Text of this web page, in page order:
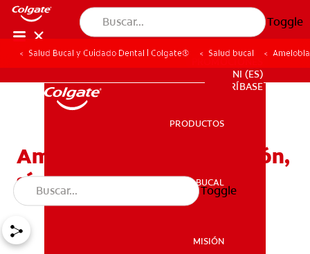
Toggle
SALUD BUCAL
NI (ES)
SUSCRÍBASE
PRODUCTOS
SALUD BUCAL
MISIÓN
Toggle
Salud Bucal y Cuidado Dental | Colgate® Salud bucal
Ameloblastoma: Definición,
síntomas y tratamiento